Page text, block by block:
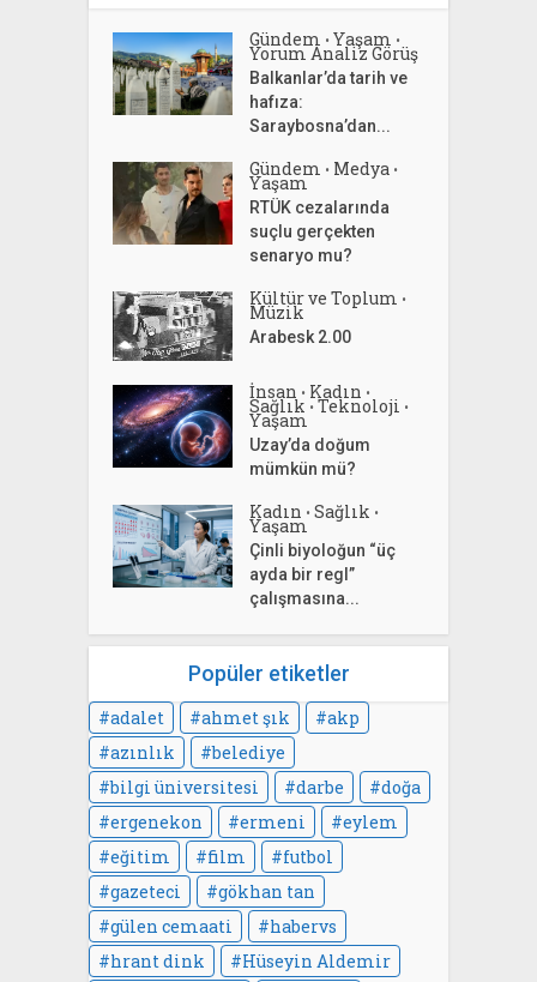
Gündem • Yaşam •
Yorum Analiz Görüş
Balkanlar’da tarih ve
hafıza:
Saraybosna’dan...
Gündem • Medya •
Yaşam
RTÜK cezalarında
suçlu gerçekten
senaryo mu?
Kültür ve Toplum •
Müzik
Arabesk 2.00
İnsan • Kadın •
Sağlık • Teknoloji •
Yaşam
Uzay’da doğum
mümkün mü?
Kadın • Sağlık •
Yaşam
Çinli biyoloğun “üç
ayda bir regl”
çalışmasına...
Popüler etiketler
adalet ahmet şık
akp
azınlık
belediye
bilgi üniversitesi
darbe
doğa
ergenekon
ermeni
eylem
eğitim
film
futbol
gazeteci
gökhan tan
gülen cemaati
habervs
hrant dink
Hüseyin Aldemir